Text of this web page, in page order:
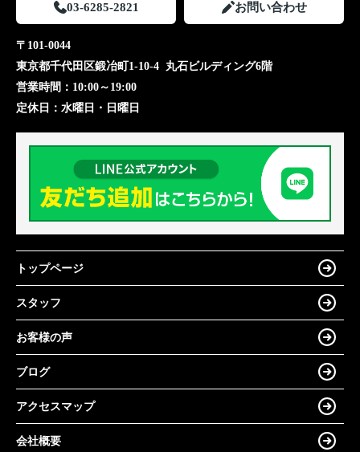
03-6285-2821 お問い合わせ
〒101-0044
東京都千代田区鍛冶町1-10-4 丸石ビルディング6階
営業時間： 10:00～19:00
定休日： 水曜日・日曜日
トップページ
スタッフ
お客様の声
ブログ
アクセスマップ
会社概要